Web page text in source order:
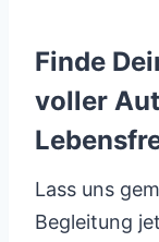
Finde
voller
Lass uns
Begleitung